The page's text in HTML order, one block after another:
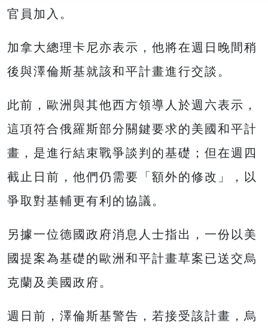
官員加入。
加拿大總理卡尼亦表示，他將在週日晚間稍
後與澤倫斯基就該和平計畫進行交談。
此前，歐洲與其他西方領導人於週六表示，
這項符合俄羅斯部分關鍵要求的美國和平計
畫，是進行結束戰爭談判的基礎；但在週四
截止日前，他們仍需要「額外的修改」，以
爭取對基輔更有利的協議。
另據一位德國政府消息人士指出，一份以美
國提案為基礎的歐洲和平計畫草案已送交烏
克蘭及美國政府。
週日前，澤倫斯基警告，若接受該計畫，烏